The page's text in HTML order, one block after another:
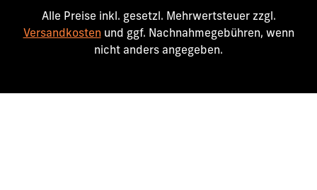
Alle Preise inkl. gesetzl. Mehrwertsteuer zzgl.
Versandkosten und ggf. Nachnahmegebühren, wenn
nicht anders angegeben.